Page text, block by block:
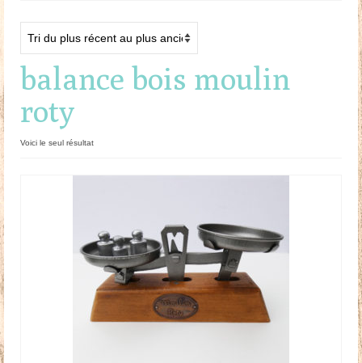
Maileg
Poupées
Doudous
Mobilier & Accessoires
balance bois moulin
roty
Voici le seul résultat